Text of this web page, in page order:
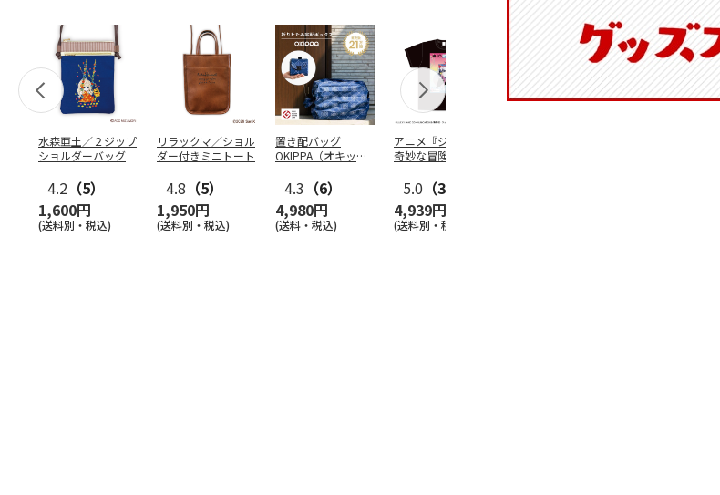
水森亜土／２ジップ
ショルダーバッグ
4.2 （5）
1,600円
(送料別・税込)
リラックマ／ショル
ダー付きミニトート
4.8 （5）
1,950円
(送料別・税込)
置き配バッグ
OKIPPA（オキッ
4.3 （6）
4,980円
(送料・税込)
アニメ『ジョジョの
奇妙な冒険 黄金の
5.0 （3）
4,939円
(送料別・税込)